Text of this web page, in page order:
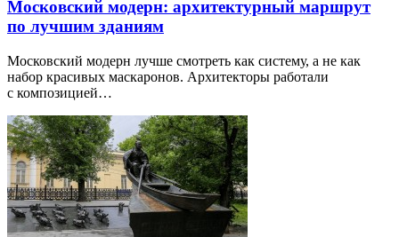
Московский модерн: архитектурный маршрут
по лучшим зданиям
Московский модерн лучше смотреть как систему, а не как
набор красивых маскаронов. Архитекторы работали
с композицией…